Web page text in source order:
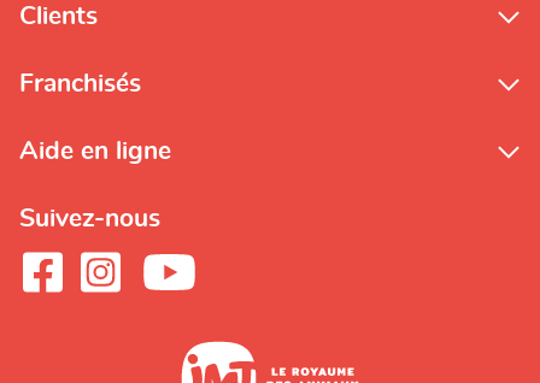
Clients
Franchisés
Aide en ligne
Suivez-nous